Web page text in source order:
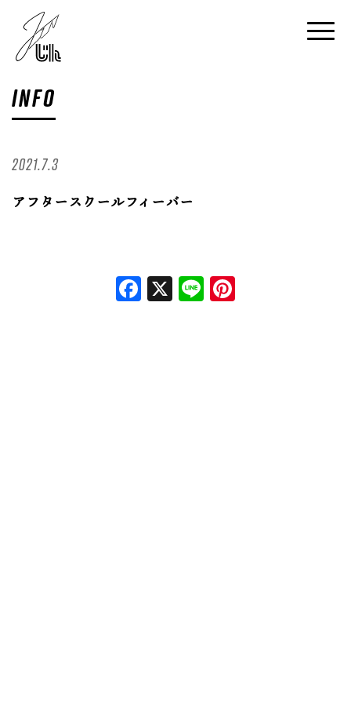
INFO
2021.7.3
アフタースクールフィーバー
Facebook
X Line